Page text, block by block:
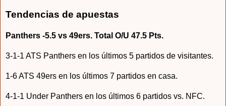
Tendencias de apuestas
Panthers -5.5 vs 49ers. Total O/U 47.5 Pts.
3-1-1 ATS Panthers en los últimos 5 partidos de visitantes.
1-6 ATS 49ers en los últimos 7 partidos en casa.
4-1-1 Under Panthers en los últimos 6 partidos vs. NFC.